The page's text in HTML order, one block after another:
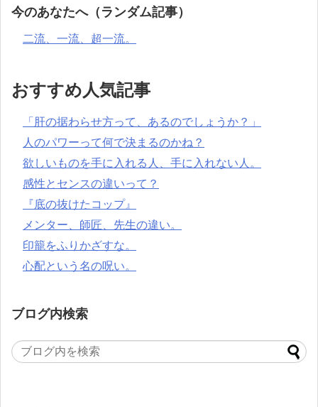
今のあなたへ（ランダム記事）
二流、一流、超一流。
おすすめ人気記事
「肝の据わらせ方って、あるのでしょうか？」
人のパワーって何で決まるのかね？
欲しいものを手に入れる人、手に入れない人。
感性とセンスの違いって？
『底の抜けたコップ』
メンター、師匠、先生の違い。
印籠をふりかざすな。
心配という名の呪い。
ブログ内検索